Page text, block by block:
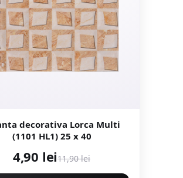
decorativa Lorca Multi
(1101 HL1) 25 x 40
4,90 lei11,90 lei